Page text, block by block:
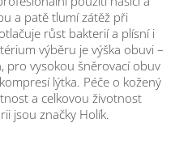
a patě tlumí zátěž při
růst bakterií a plísní i
výběru je výška obuvi –
pro vysokou šněrovací obuv
lýtka. Péče o kožený
a celkovou životnost
jsou značky Holík.